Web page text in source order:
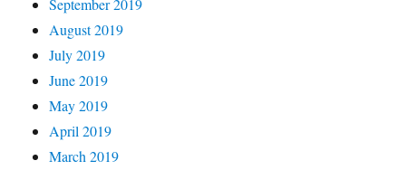
September 2019
August 2019
July 2019
June 2019
May 2019
April 2019
March 2019